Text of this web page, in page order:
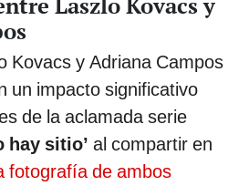
Kovacs y Adriana Campos
un impacto significativo
de la aclamada serie
hay sitio’ al compartir en
fotografía de ambos